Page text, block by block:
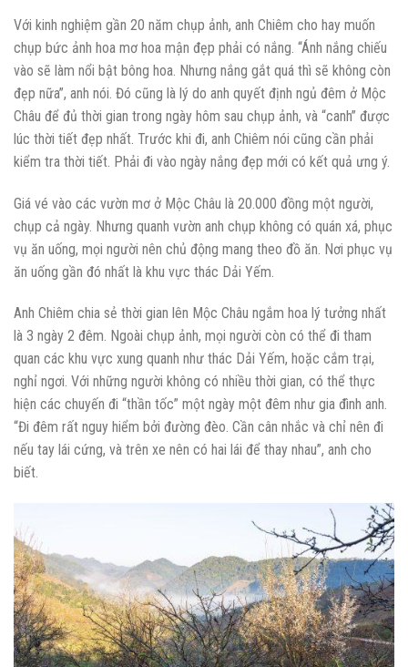
Với kinh nghiệm gần 20 năm chụp ảnh, anh Chiêm cho hay muốn
chụp bức ảnh hoa mơ hoa mận đẹp phải có nắng. “Ánh nắng chiếu
vào sẽ làm nổi bật bông hoa. Nhưng nắng gắt quá thì sẽ không còn
đẹp nữa”, anh nói. Đó cũng là lý do anh quyết định ngủ đêm ở Mộc
Châu để đủ thời gian trong ngày hôm sau chụp ảnh, và “canh” được
lúc thời tiết đẹp nhất. Trước khi đi, anh Chiêm nói cũng cần phải
kiểm tra thời tiết. Phải đi vào ngày nắng đẹp mới có kết quả ưng ý.
Giá vé vào các vườn mơ ở Mộc Châu là 20.000 đồng một người,
chụp cả ngày. Nhưng quanh vườn anh chụp không có quán xá, phục
vụ ăn uống, mọi người nên chủ động mang theo đồ ăn. Nơi phục vụ
ăn uống gần đó nhất là khu vực thác Dải Yếm.
Anh Chiêm chia sẻ thời gian lên Mộc Châu ngắm hoa lý tưởng nhất
là 3 ngày 2 đêm. Ngoài chụp ảnh, mọi người còn có thể đi tham
quan các khu vực xung quanh như thác Dải Yếm, hoặc cắm trại,
nghỉ ngơi. Với những người không có nhiều thời gian, có thể thực
hiện các chuyến đi “thần tốc” một ngày một đêm như gia đình anh.
“Đi đêm rất nguy hiểm bởi đường đèo. Cần cân nhắc và chỉ nên đi
nếu tay lái cứng, và trên xe nên có hai lái để thay nhau”, anh cho
biết.